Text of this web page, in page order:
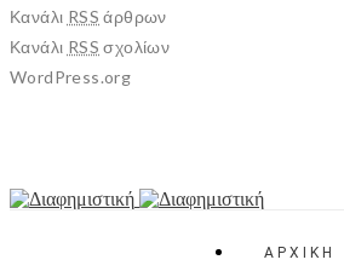
Κανάλι RSS άρθρων
Κανάλι RSS σχολίων
WordPress.org
ΑΡΧΙΚΗ